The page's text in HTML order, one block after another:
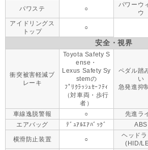
パワステ ○
パワーウ
ウ
アイドリングス
トップ
○
安全・視界
衝突被害軽減ブ
レーキ
Toyota Safety S
ense・
Lexus Safety Sy
stemの
ﾌﾟﾘｸﾗｯｼｭｾｰﾌﾃｨ
（対車両・歩行
者）
ペダル踏
い
急発進抑
車線逸脱警報 ○ 先進ラ
エアバッグ
ﾃﾞｭｱﾙｴｱﾊﾞｯｸﾞ ABS
横滑防止装置 ○
ヘッド
(HID/